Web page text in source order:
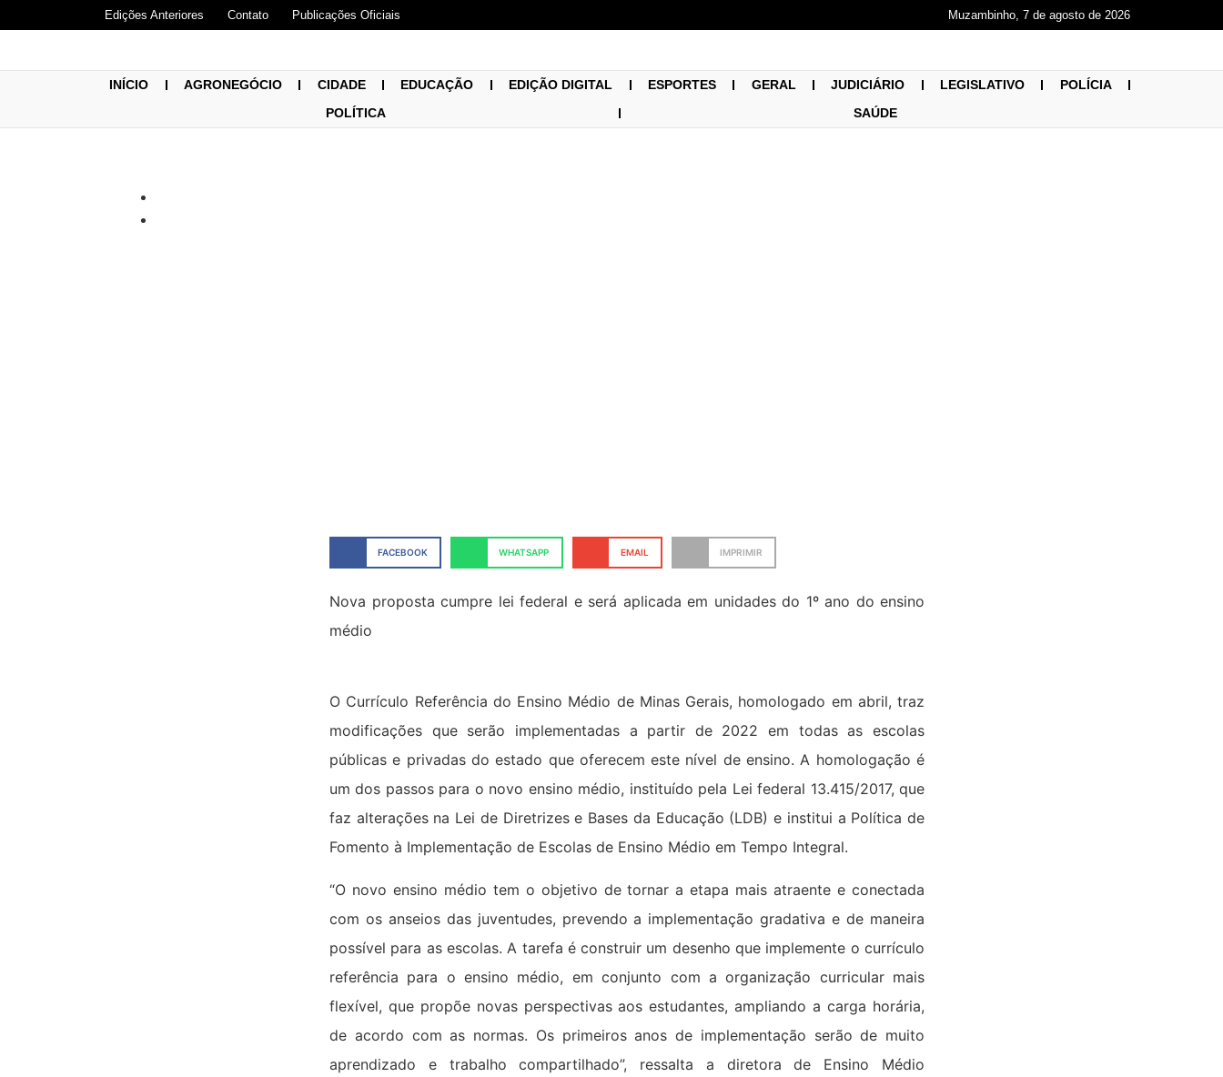
Edições Anteriores Contato Publicações Oficiais Muzambinho, 7 de agosto de 2026
INÍCIO AGRONEGÓCIO CIDADE EDUCAÇÃO EDIÇÃO DIGITAL ESPORTES GERAL JUDICIÁRIO LEGISLATIVO
POLÍCIA
POLÍTICA
SAÚDE
FACEBOOK WHATSAPP EMAIL IMPRIMIR
Nova proposta cumpre lei federal e será aplicada em unidades do 1º ano do ensino
médio
O Currículo Referência do Ensino Médio de Minas Gerais, homologado em abril, traz
modificações que serão implementadas a partir de 2022 em todas as escolas
públicas e privadas do estado que oferecem este nível de ensino. A homologação é
um dos passos para o novo ensino médio, instituído pela Lei federal 13.415/2017, que
faz alterações na Lei de Diretrizes e Bases da Educação (LDB) e institui a Política de
Fomento à Implementação de Escolas de Ensino Médio em Tempo Integral.
“O novo ensino médio tem o objetivo de tornar a etapa mais atraente e conectada
com os anseios das juventudes, prevendo a implementação gradativa e de maneira
possível para as escolas. A tarefa é construir um desenho que implemente o currículo
referência para o ensino médio, em conjunto com a organização curricular mais
flexível, que propõe novas perspectivas aos estudantes, ampliando a carga horária,
de acordo com as normas. Os primeiros anos de implementação serão de muito
aprendizado e trabalho compartilhado”, ressalta a diretora de Ensino Médio